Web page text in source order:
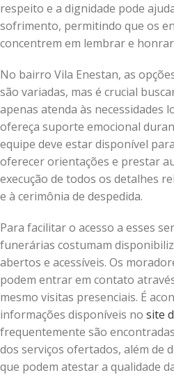
respeito e a dignidade pode
sofrimento, permitindo que os
concentrem em lembrar e
No bairro Vila Enestan, as
são variadas, mas é crucial
apenas atenda às necessidades
ofereça suporte emocional
equipe deve estar disponível
oferecer orientações e prestar
execução de todos os detalhes
e à cerimônia de despedida.
Para facilitar o acesso a esses
funerárias costumam
abertos e acessíveis. Os
podem entrar em contato
mesmo visitas presenciais. É
informações disponíveis no site
frequentemente são
dos serviços ofertados, além de
que podem atestar a qualidade